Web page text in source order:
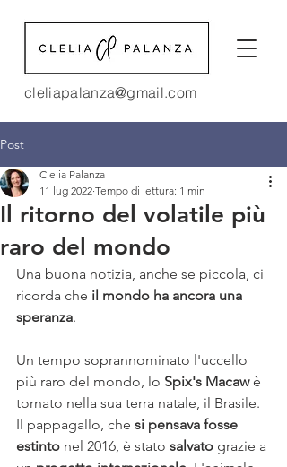
cleliapalanza@gmail.com
Post
Il ritorno del volatile più
raro del mondo
Clelia Palanza
11 lug 2022 Tempo di lettura: 1 min
Una buona notizia, anche se piccola, ci
ricorda che il mondo ha ancora una
speranza.
Un tempo soprannominato l'uccello
più raro del mondo, lo Spix's Macaw è
tornato nella sua terra natale, il Brasile.
Il pappagallo, che si pensava fosse
estinto nel 2016, è stato salvato grazie a